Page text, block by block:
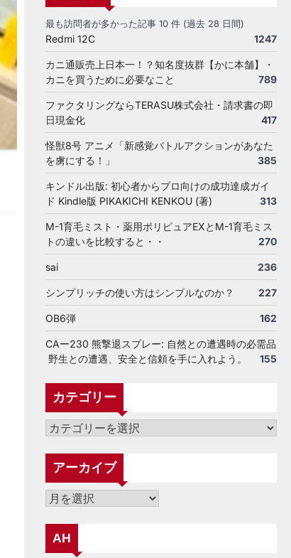
最も訪問者が多かった記事 10 件 (過去 28 日間)
Redmi 12C 1247
カニ通販売上日本一！？知名度抜群【かに本舗】・
カニを買うために必要なこと
789
ファクタリングならTERASU株式会社・請求書の即
日現金化
417
怪獣8号 アニメ「新感覚バトルアクションがあなた
を虜にする！」
385
キンドル出版: 初心者からプロ向けの成功達成ガイ
ド Kindle版 PIKAKICHI KENKOU (著)
313
M-1育毛ミスト・薬用ポリピュアEXとM-1育毛ミス
トの違いを比較すると・・
270
sai 236
シンプリッチの使い方はシンプルなのか？ 227
OB6弾 162
CAー230 熊撃退スプレー: 自然との遭遇時の必需品
野生との遭遇、安全と信頼を手に入れよう。
155
カテゴリー
カ
ゴ
ー
アーカイブ
ア
カAH